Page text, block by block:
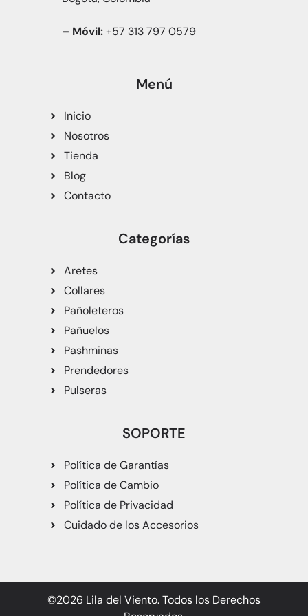
– Móvil:+57 313 797 0579
Menú
Inicio
Nosotros
Tienda
Blog
Contacto
Categorías
Aretes
Collares
Pañoleteros
Pañuelos
Pashminas
Prendedores
Pulseras
SOPORTE
Política de Garantías
Política de Cambio
Política de Privacidad
Cuidado de los Accesorios
©2026 Lila del Viento. Todos los Derechos